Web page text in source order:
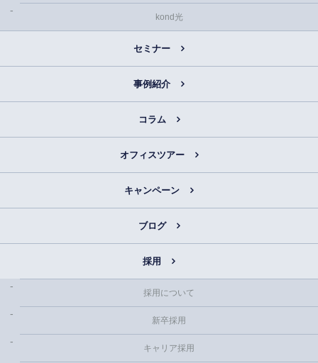
kond光
セミナー
事例紹介
コラム
オフィスツアー
キャンペーン
ブログ
採用
採用について
新卒採用
キャリア採用